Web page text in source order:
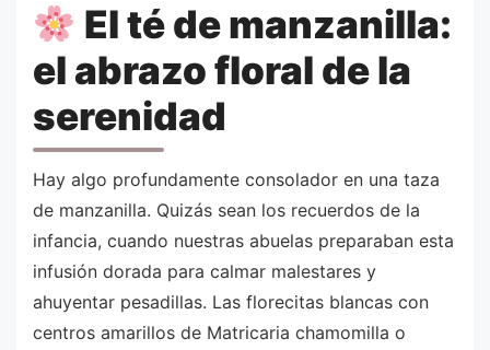
El té de manzanilla:
el abrazo floral de la
serenidad
Hay algo profundamente consolador en una taza
de manzanilla. Quizás sean los recuerdos de la
infancia, cuando nuestras abuelas preparaban esta
infusión dorada para calmar malestares y
ahuyentar pesadillas. Las florecitas blancas con
centros amarillos de Matricaria chamomilla o